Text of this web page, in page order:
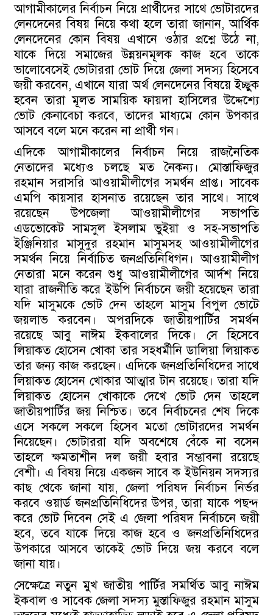
আগামীকালের নির্বাচন নিয়ে প্রার্থীদের সাথে ভোটারদের
লেনদেনের বিষয় নিয়ে কথা হলে তারা জানান, আর্থিক
লেনদেনের কোন বিষয় এখানে ওঠার প্রশ্নে উঠে না,
যাকে দিয়ে সমাজের উন্নয়নমূলক কাজ হবে তাকে
ভালোবেসেই ভোটাররা ভোট দিয়ে জেলা সদস্য হিসেবে
জয়ী করবেন, এখানে যারা অর্থ লেনদেনের বিষয়ে ইচ্ছুক
হবেন তারা মূলত সাময়িক ফায়দা হাসিলের উদ্দেশ্যে
ভোট কেনাবেচা করবে, তাদের মাধ্যমে কোন উপকার
আসবে বলে মনে করেন না প্রার্থী গন।
এদিকে আগামীকালের নির্বাচন নিয়ে রাজনৈতিক
নেতাদের মধ্যেও চলছে মত নৈকন্য। মোস্তাফিজুর
রহমান সরাসরি আওয়ামীলীগের সমর্থন প্রাপ্ত। সাবেক
এমপি কায়সার হাসনাত রয়েছেন তার সাথে। সাথে
রয়েছেন উপজেলা আওয়ামীলীগের সভাপতি
এডভোকেট সামসুল ইসলাম ভুইয়া ও সহ-সভাপতি
ইঞ্জিনিয়ার মাসুদুর রহমান মাসুমসহ আওয়ামীলীগের
সমর্থন নিয়ে নির্বাচিত জনপ্রতিনিধিগন। আওয়ামীলীগ
নেতারা মনে করেন শুধু আওয়ামীলীগের আর্দশ নিয়ে
যারা রাজনীতি করে ইউপি নির্বাচনে জয়ী হয়েছেন তারা
যদি মাসুমকে ভোট দেন তাহলে মাসুম বিপুল ভোটে
জয়লাভ করবেন। অপরদিকে জাতীয়পার্টির সমর্থন
রয়েছে আবু নাঈম ইকবালের দিকে। সে হিসেবে
লিয়াকত হোসেন খোকা তার সহধর্মীনি ডালিয়া লিয়াকত
তার জন্য কাজ করছেন। এদিকে জনপ্রতিনিধিদের সাথে
লিয়াকত হোসেন খোকার আত্মার টান রয়েছে। তারা যদি
লিয়াকত হোসেন খোকাকে দেখে ভোট দেন তাহলে
জাতীয়পার্টির জয় নিশ্চিত। তবে নির্বাচনের শেষ দিকে
এসে সকলে সকলে হিসেব মতো ভোটারদের সমর্থন
নিয়েছেন। ভোটাররা যদি অবশেষে বেঁকে না বসেন
তাহলে ক্ষমতাশীন দল জয়ী হবার সম্ভাবনা রয়েছে
বেশী। এ বিষয় নিয়ে একজন সাবে ক ইউনিয়ন সদস্যর
কাছ থেকে জানা যায়, জেলা পরিষদ নির্বাচন নির্ভর
করবে ওয়ার্ড জনপ্রতিনিধিদের উপর, তারা যাকে পছন্দ
করে ভোট দিবেন সেই এ জেলা পরিষদ নির্বাচনে জয়ী
হবে, তবে যাকে দিয়ে কাজ হবে ও জনপ্রতিনিধিদের
উপকারে আসবে তাকেই ভোট দিয়ে জয় করবে বলে
জানা যায়।
সেক্ষেত্রে নতুন মুখ জাতীয় পার্টির সমর্থিত আবু নাঈম
ইকবাল ও সাবেক জেলা সদস্য মুস্তাফিজুর রহমান মাসুম